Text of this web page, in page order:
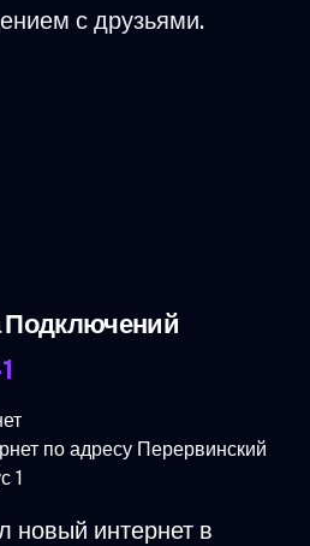
с друзьями.
Подключений
по адресу Перервинский
1
новый интернет в